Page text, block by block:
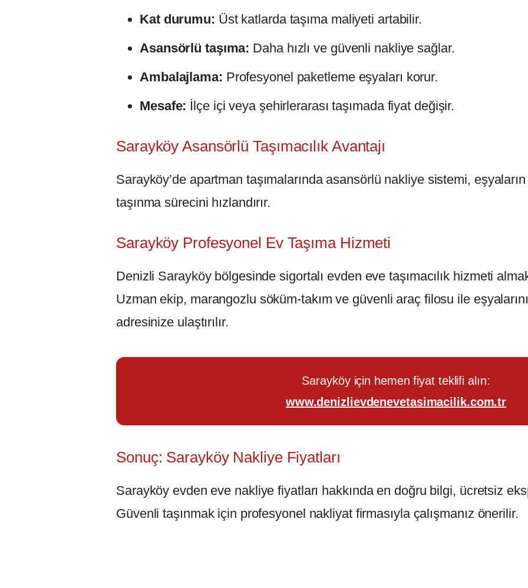
Kat durumu: Üst katlarda taşıma maliyeti artabilir.
Asansörlü taşıma: Daha hızlı ve güvenli nakliye sağlar.
Ambalajlama: Profesyonel paketleme eşyaları korur.
Mesafe: İlçe içi veya şehirlerarası taşımada fiyat değişir.
Sarayköy Asansörlü Taşımacılık Avantajı
Sarayköy’de apartman taşımalarında asansörlü nakliye sistemi,
taşınma sürecini hızlandırır.
Sarayköy Profesyonel Ev Taşıma Hizmeti
Denizli Sarayköy bölgesinde sigortalı evden eve taşımacılık hizmeti
Uzman ekip, marangozlu söküm-takım ve güvenli araç filosu ile
adresinize ulaştırılır.
Sarayköy için hemen fiyat teklifi alın:
www.denizlievdenevetasimacilik.com.tr
Sonuç: Sarayköy Nakliye Fiyatları
Sarayköy evden eve nakliye fiyatları hakkında en doğru bilgi, ücretsiz
Güvenli taşınmak için profesyonel nakliyat firmasıyla çalışmanız önerilir.